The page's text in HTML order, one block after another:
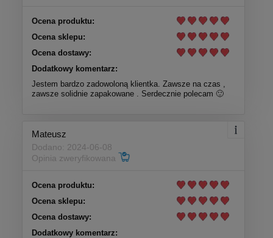
Ocena produktu:
Ocena sklepu:
Ocena dostawy:
Dodatkowy komentarz:
Jestem bardzo zadowoloną klientka. Zawsze na czas ,
zawsze solidnie zapakowane . Serdecznie polecam 🙂
Mateusz
Dodano: 2024-06-08
Opinia zweryfikowana
Ocena produktu:
Ocena sklepu:
Ocena dostawy:
Dodatkowy komentarz: